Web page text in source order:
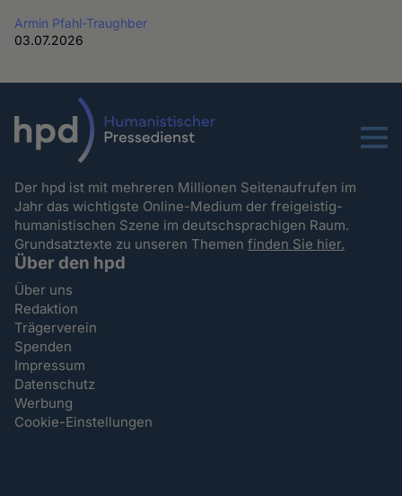
Armin Pfahl-Traughber
03.07.2026
Menu
Der hpd ist mit mehreren Millionen Seitenaufrufen im
Jahr das wichtigste Online-Medium der freigeistig-
humanistischen Szene im deutschsprachigen Raum.
Grundsatztexte zu unseren Themenfinden Sie hier.
Über den hpd
Über uns
Redaktion
Trägerverein
Spenden
Impressum
Datenschutz
Werbung
Cookie-Einstellungen